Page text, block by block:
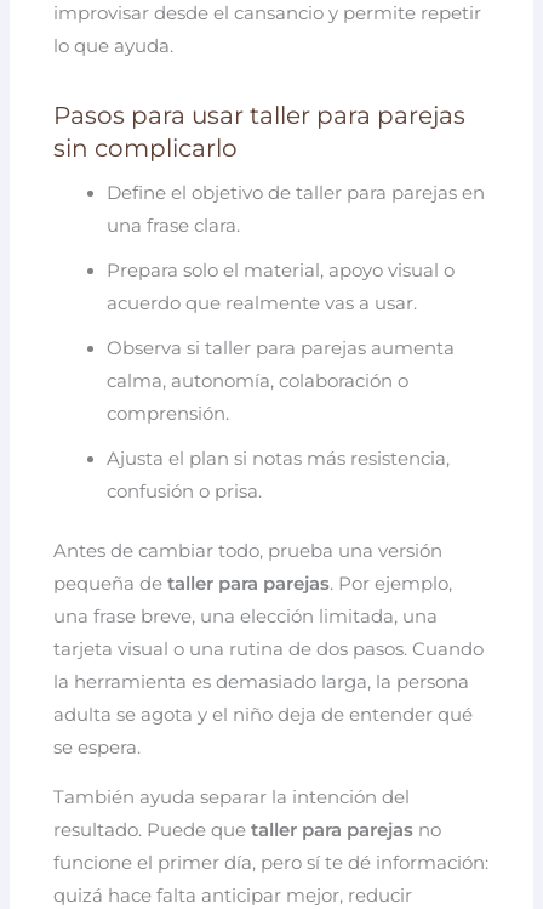
improvisar desde el cansancio y permite repetir
lo que ayuda.
Pasos para usar taller para parejas
sin complicarlo
Define el objetivo de taller para parejas en
una frase clara.
Prepara solo el material, apoyo visual o
acuerdo que realmente vas a usar.
Observa si taller para parejas aumenta
calma, autonomía, colaboración o
comprensión.
Ajusta el plan si notas más resistencia,
confusión o prisa.
Antes de cambiar todo, prueba una versión
pequeña detaller para parejas. Por ejemplo,
una frase breve, una elección limitada, una
tarjeta visual o una rutina de dos pasos. Cuando
la herramienta es demasiado larga, la persona
adulta se agota y el niño deja de entender qué
se espera.
También ayuda separar la intención del
resultado. Puede quetaller para parejas no
funcione el primer día, pero sí te dé información:
quizá hace falta anticipar mejor, reducir